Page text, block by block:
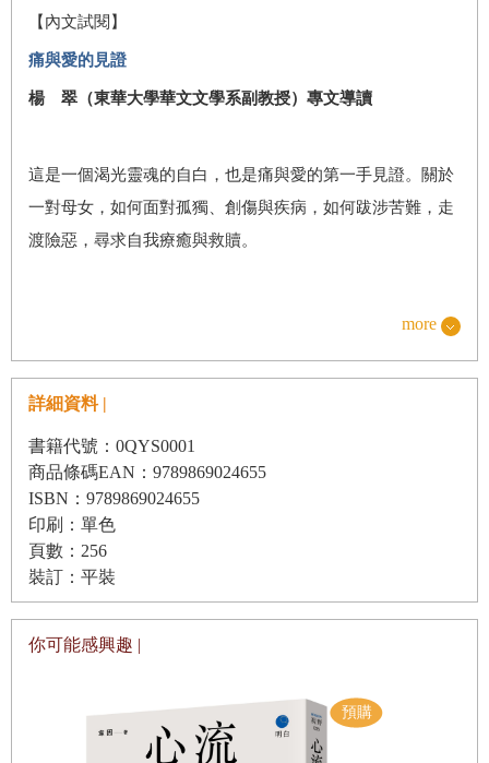
【內文試閱】
痛與愛的見證
楊 翠（東華大學華文文學系副教授）專文導讀
這是一個渴光靈魂的自白，也是痛與愛的第一手見證。關於
一對母女，如何面對孤獨、創傷與疾病，如何跋涉苦難，走
渡險惡，尋求自我療癒與救贖。
書中最動人的，是母女間的相互疼愛與信靠。單親母女，彼
母親節，小女孩以小手遞出她存了好久的七百五十元，請母
親吃了節日套餐；十一歲時，見母親猶豫不決，芃芃用零用
錢與壓歲錢，為母親買下那台二手類單眼；還有母女兩人一
起烤蛋糕、吃湯圓的情景，牽手走過每一條街巷。日常，就
是最大的幸福。
這個一直在尋找幸運草的女兒，其實就是母親的幸運草。讀
到又熙二○○八年被陷害，以詐欺罪名判刑七個月，即將入監
服刑前夕，小四的女兒，看著媽咪打包行李的畫面，不覺落
使是離別相送，也是靈魂緊緊牽繫。這是一幅永恆的畫面。
more
詳細資料 |
書籍代號：0QYS0001
商品條碼EAN：9789869024655
ISBN：9789869024655
印刷：單色
頁數：256
裝訂：平裝
你可能感興趣 |